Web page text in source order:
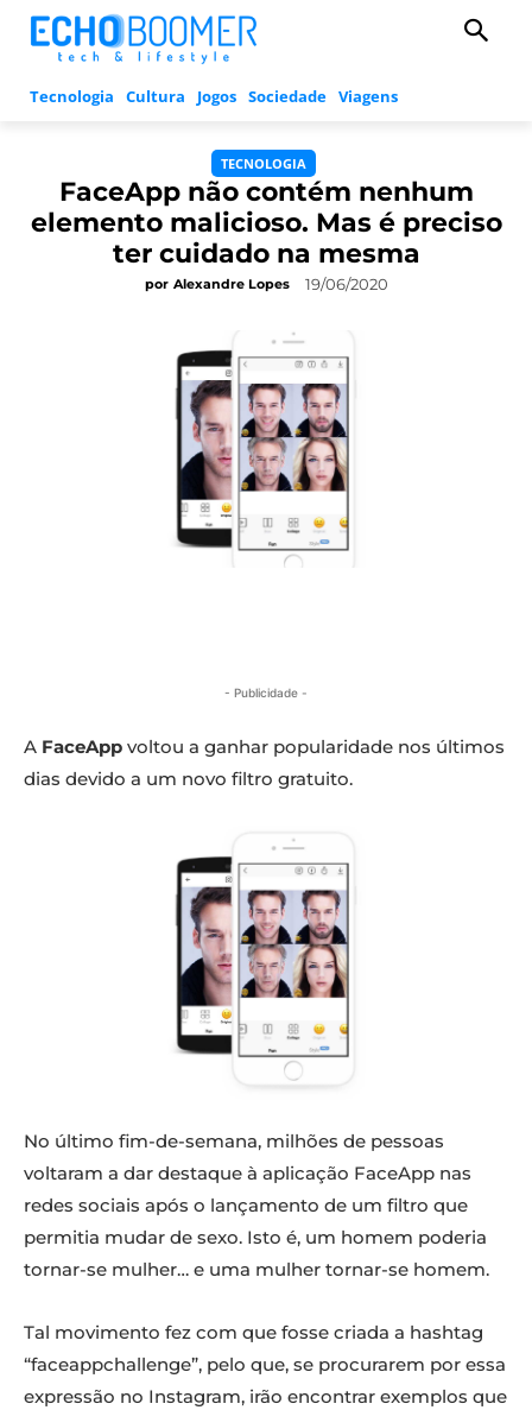
Tecnologia Cultura Jogos Sociedade Viagens
TECNOLOGIA
FaceApp não contém nenhum
elemento malicioso. Mas é preciso
ter cuidado na mesma
por Alexandre Lopes 19/06/2020
- Publicidade -
A FaceApp voltou a ganhar popularidade nos últimos
dias devido a um novo filtro gratuito.
No último fim-de-semana, milhões de pessoas
voltaram a dar destaque à aplicação FaceApp nas
redes sociais após o lançamento de um filtro que
permitia mudar de sexo. Isto é, um homem poderia
tornar-se mulher… e uma mulher tornar-se homem.
Tal movimento fez com que fosse criada a hashtag
“faceappchallenge”, pelo que, se procurarem por essa
expressão no Instagram, irão encontrar exemplos que